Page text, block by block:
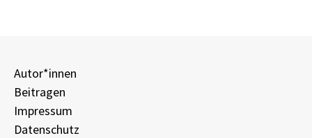
Autor*innen
Beitragen
Impressum
Datenschutz